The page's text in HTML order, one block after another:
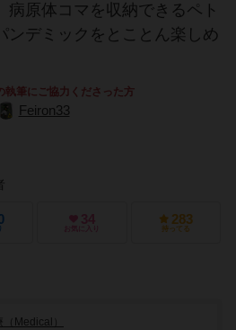
病原体コマを収納できるペト
ンデミックをとことん楽しめ
執筆にご協力くださった方
Feiron33
34
お気に入り
283
持ってる
（Medical）